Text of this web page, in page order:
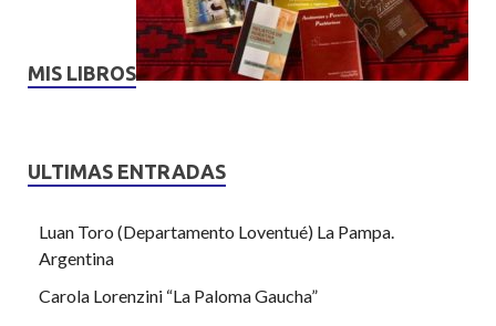
MIS LIBROS
ULTIMAS ENTRADAS
Luan Toro (Departamento Loventué) La Pampa.
Argentina
Carola Lorenzini “La Paloma Gaucha”